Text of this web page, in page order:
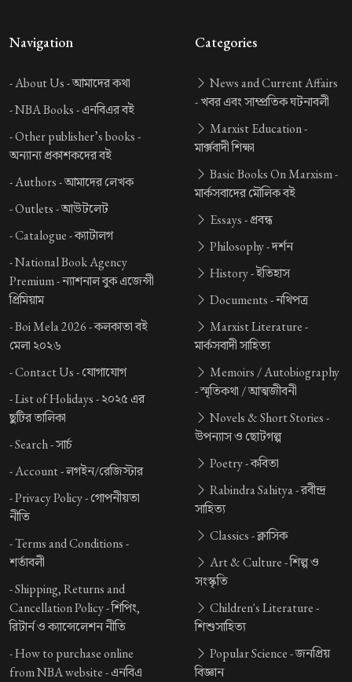
Navigation
-About Us -আমাদের কথা
-NBA Books -এনবিএর বই
-Other publisher’s books -
অন্যান্য প্রকাশকদের বই
-Authors -আমাদের লেখক
-Outlets -আউটলেট
-Catalogue -ক্যাটালগ
-National Book Agency
Premium -ন্যাশনাল বুক এজেন্সী
প্রিমিয়াম
-Boi Mela 2026 -কলকাতা বই
মেলা ২০২৬
-Contact Us -যোগাযোগ
-List of Holidays -২০২৫ এর
ছুটির তালিকা
-Search -সার্চ
-Account -লগইন/রেজিস্টার
-Privacy Policy -গোপনীয়তা
নীতি
-Terms and Conditions -
শর্তাবলী
-Shipping, Returns and
Cancellation Policy -শিপিং,
রিটার্ন ও ক্যান্সেলেশন নীতি
-How to purchase online
from NBA website -এনবিএ
Categories
News and Current Affairs
-খবর এবং সাম্প্রতিক ঘটনাবলী
Marxist Education -
মার্ক্সবাদী শিক্ষা
Basic Books On Marxism -
মার্কসবাদের মৌলিক বই
Essays -প্রবন্ধ
Philosophy -দর্শন
History -ইতিহাস
Documents -নথিপত্র
Marxist Literature -
মার্কসবাদী সাহিত্য
Memoirs / Autobiography
-স্মৃতিকথা / আত্মজীবনী
Novels & Short Stories -
উপন্যাস ও ছোটগল্প
Poetry -কবিতা
Rabindra Sahitya -রবীন্দ্র
সাহিত্য
Classics -ক্লাসিক
Art & Culture -শিল্প ও
সংস্কৃতি
Children's Literature -
শিশুসাহিত্য
Popular Science -জনপ্রিয়
বিজ্ঞান